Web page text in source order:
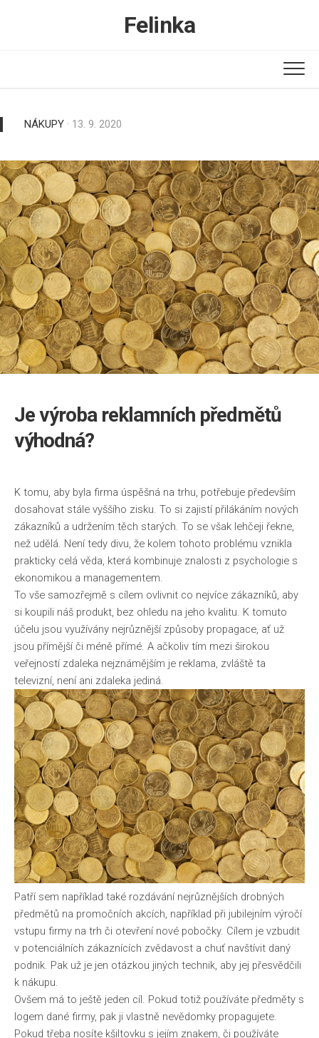
Felinka
NÁKUPY · 13. 9. 2020
Je výroba reklamních předmětů
výhodná?
K tomu, aby byla firma úspěšná na trhu, potřebuje především
dosahovat stále vyššího zisku. To si zajistí přilákáním nových
zákazníků a udržením těch starých. To se však lehčeji řekne,
než udělá. Není tedy divu, že kolem tohoto problému vznikla
prakticky celá věda, která kombinuje znalosti z psychologie s
ekonomikou a managementem.
To vše samozřejmě s cílem ovlivnit co nejvíce zákazníků, aby
si koupili náš produkt, bez ohledu na jeho kvalitu. K tomuto
účelu jsou využívány nejrůznější způsoby propagace, ať už
jsou přímější či méně přímé. A ačkoliv tím mezi širokou
veřejností zdaleka nejznámějším je reklama, zvláště ta
televizní, není ani zdaleka jediná.
Patří sem například také rozdávání nejrůznějších drobných
předmětů na promočních akcích, například při jubilejním výročí
vstupu firmy na trh či otevření nové pobočky. Cílem je vzbudit
v potenciálních zákaznících zvědavost a chuť navštívit daný
podnik. Pak už je jen otázkou jiných technik, aby jej přesvědčili
k nákupu.
Ovšem má to ještě jeden cíl. Pokud totiž používáte předměty s
logem dané firmy, pak ji vlastně nevědomky propagujete.
Pokud třeba nosíte kšiltovku s jejím znakem, či používáte